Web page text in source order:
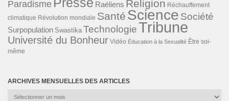
Paradisme
Raéliens Religion Réchauffement
climatique Révolution mondiale Santé Science Société
Surpopulation Swastika TechnologieTribune
Université du Bonheur Vidéo Éducation à la Sexualité Être soi-
même
ARCHIVES MENSUELLES DES ARTICLES
Archives